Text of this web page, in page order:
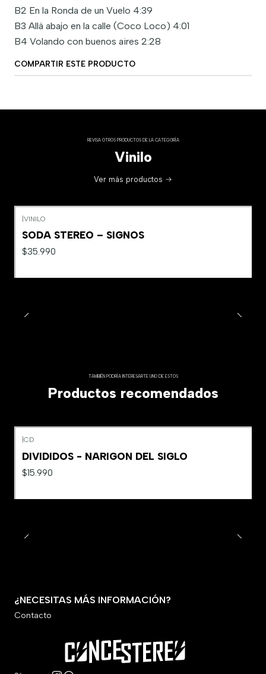
B2 En la Ronda de un Vuelo 4:39
B3 Allá abajo en la calle (Coco Loco) 4:01
B4 Volando con buenos aires 2:28
COMPARTIR ESTE PRODUCTO
REVISA OTROS PRODUCTOS DE LA CATEGORÍA
Vinilo
Ver más productos
VINILO
SODA STEREO – SIGNOS
$35.990
TAMBIÉN PODRÍA INTERESARTE UNO DE ESTOS
Productos recomendados
CD
DIVIDIDOS - NARIGON DEL SIGLO
$15.990
¿NECESITAS MÁS INFORMACIÓN?
Contacto